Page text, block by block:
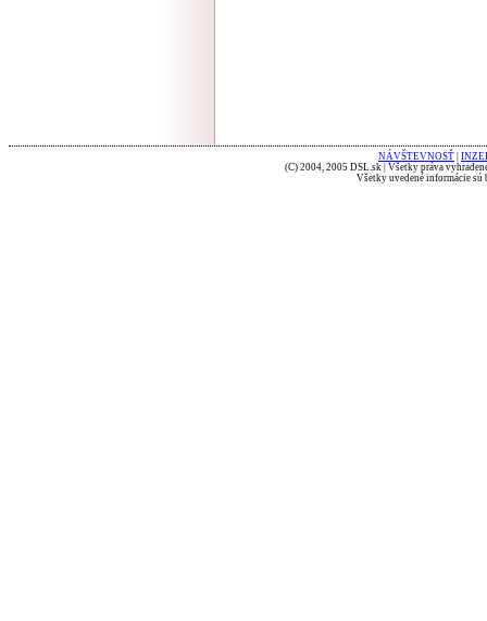
NÁVŠTEVNOSŤ
(C) 2004, 2005 DSL.sk | Všetky práva
Všetky uvedené informácie sú